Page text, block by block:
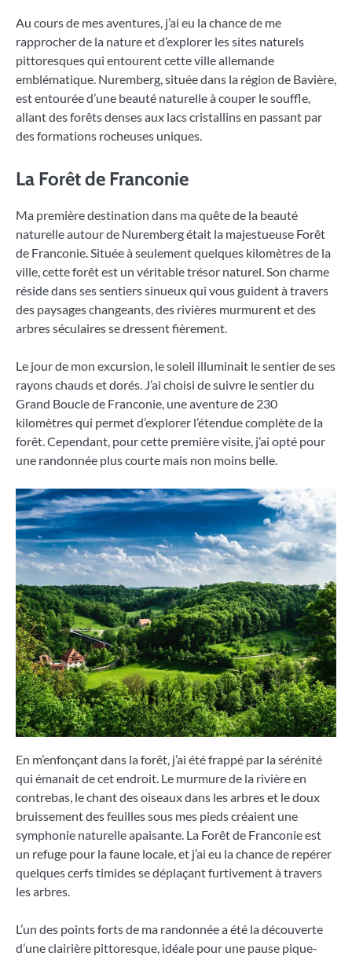
Au cours de mes aventures, j’ai eu la chance de me
rapprocher de la nature et d’explorer les sites naturels
pittoresques qui entourent cette ville allemande
emblématique. Nuremberg, située dans la région de Bavière,
est entourée d’une beauté naturelle à couper le souffle,
allant des forêts denses aux lacs cristallins en passant par
des formations rocheuses uniques.
La Forêt de Franconie
Ma première destination dans ma quête de la beauté
naturelle autour de Nuremberg était la majestueuse Forêt
de Franconie. Située à seulement quelques kilomètres de la
ville, cette forêt est un véritable trésor naturel. Son charme
réside dans ses sentiers sinueux qui vous guident à travers
des paysages changeants, des rivières murmurent et des
arbres séculaires se dressent fièrement.
Le jour de mon excursion, le soleil illuminait le sentier de ses
rayons chauds et dorés. J’ai choisi de suivre le sentier du
Grand Boucle de Franconie, une aventure de 230
kilomètres qui permet d’explorer l’étendue complète de la
forêt. Cependant, pour cette première visite, j’ai opté pour
une randonnée plus courte mais non moins belle.
En m’enfonçant dans la forêt, j’ai été frappé par la sérénité
qui émanait de cet endroit. Le murmure de la rivière en
contrebas, le chant des oiseaux dans les arbres et le doux
bruissement des feuilles sous mes pieds créaient une
symphonie naturelle apaisante. La Forêt de Franconie est
un refuge pour la faune locale, et j’ai eu la chance de repérer
quelques cerfs timides se déplaçant furtivement à travers
les arbres.
L’un des points forts de ma randonnée a été la découverte
d’une clairière pittoresque, idéale pour une pause pique-